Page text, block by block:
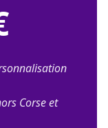
Corse et